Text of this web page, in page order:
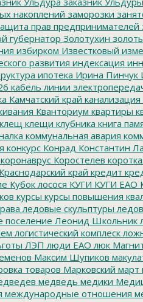
накоплений заморозки
прав предпринимателей
губернатор Золотухин
избирком Известковый
развития индексация
ипотека Ирина Пинчук
кабель линии
Камчатский край канализация
Кванториум квартиры
клещ клещи клубника книга
коммунальная авария
конкурс Конрад Константин
коронаврус Коростелев
Краснодарский край кредит
Кубок лосося КУГИ КУГИ ЕАО
курсы курсы повышения
ледовые скульптуры
поселение Леонид Школьник
логистический комплеск
ЛЭП люди ЕАО люк
Максим Шупиков
товаров Марковский март
медведь медики
международные отношения